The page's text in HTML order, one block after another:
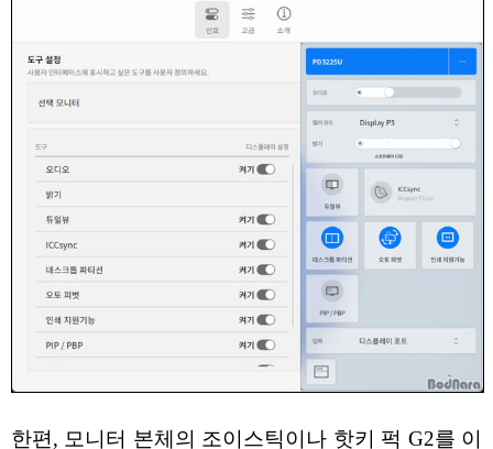
한편, 모니터 본체의 조이스틱이나 핫키 퍽 G2를 이